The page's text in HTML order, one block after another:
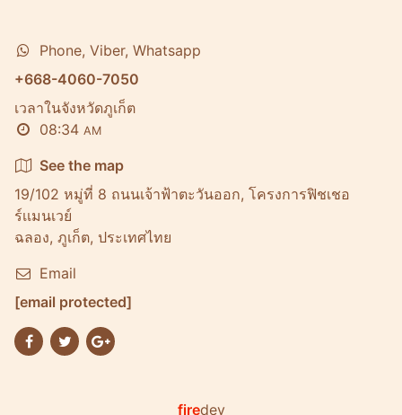
Phone, Viber, Whatsapp
+668-4060-7050
เวลาในจังหวัดภูเก็ต
08:34 AM
See the map
19/102 หมู่ที่ 8 ถนนเจ้าฟ้าตะวันออก, โครงการฟิชเชอ
ร์เเมนเวย์
ฉลอง, ภูเก็ต, ประเทศไทย
Email
[email protected]
firedev